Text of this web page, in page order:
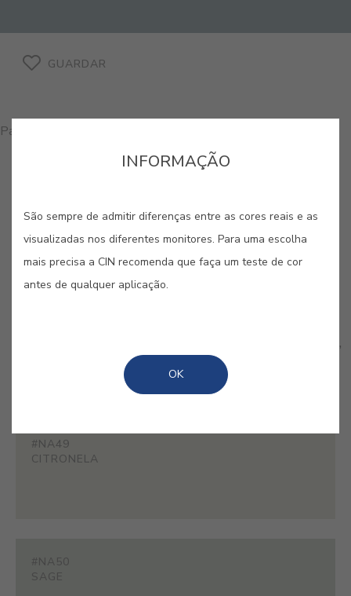
GUARDAR
Para comprar produtos nesta cor, por favor, contacte-nos
CORES RELACIONADAS
Refletindo a beleza subtil e a força dos minerais,
essência de pedras preciosas e formações rochosas,
perfeitas para ambientes que procuram um toque
de elegância serena.
#NA49
CITRONELA
#NA50
SAGE
INFORMAÇÃO
São sempre de admitir diferenças entre as cores reais e as
visualizadas nos diferentes monitores. Para uma escolha
mais precisa a CIN recomenda que faça um teste de cor
antes de qualquer aplicação.
OK